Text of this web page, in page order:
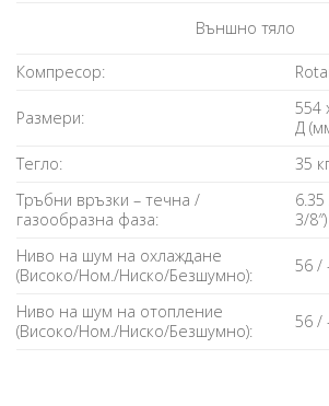
Външно тяло
Компресор:
Размери:
554
Д
Тегло:
35
Тръбни връзки – течна /
газообразна фаза:
3/8″)
Ниво на шум на охлаждане
(Високо/Ном./Ниско/Безшумно):
56 /
Ниво на шум на отопление
(Високо/Ном./Ниско/Безшумно):
56 /